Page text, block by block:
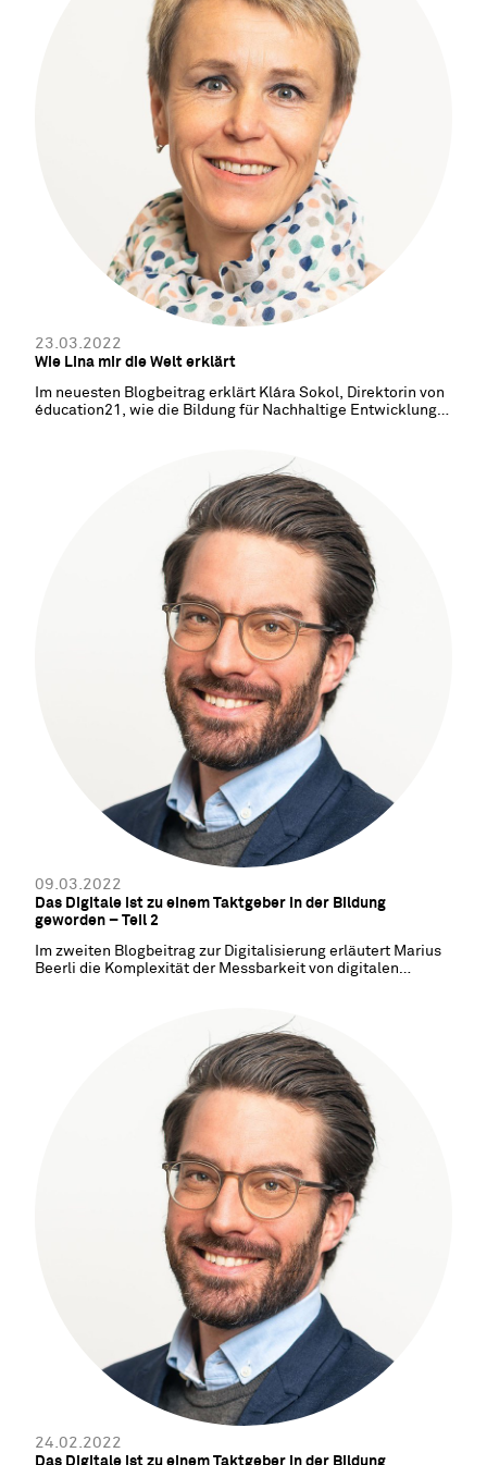
23.03.2022
Wie Lina mir die Welt erklärt
Im neuesten Blogbeitrag erklärt Klára Sokol, Direktorin von
éducation21, wie die Bildung für Nachhaltige Entwicklung
09.03.2022
Das Digitale ist zu einem Taktgeber in der Bildung
geworden – Teil 2
Im zweiten Blogbeitrag zur Digitalisierung erläutert Marius
Beerli die Komplexität der Messbarkeit von digitalen
24.02.2022
Das Digitale ist zu einem Taktgeber in der Bildung